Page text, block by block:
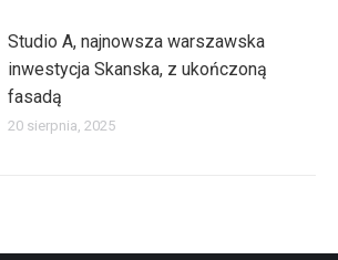
Studio A, najnowsza warszawska
inwestycja Skanska, z ukończoną
fasadą
20 sierpnia, 2025